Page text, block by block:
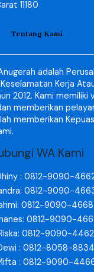
11180
Tentang Kami
adalah
Kerja
2012. Kami memiliki
memberikan
memberikan
WA Kami
: 0812-9090-
0812-9090-
0812-9090-4668
0812-9090-
0812-9090-4462
: 0812-8058-8834
: 0812-9090-